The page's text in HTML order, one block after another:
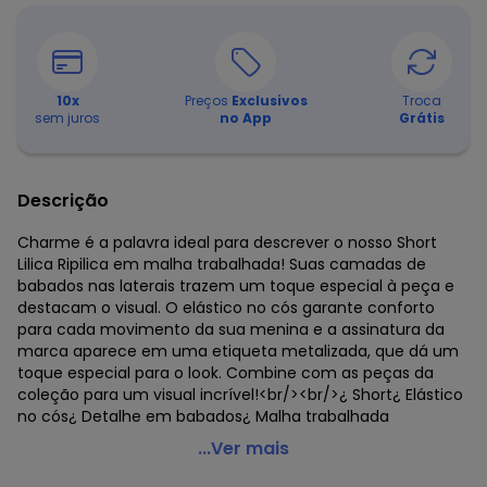
10x
sem juros
Preços Exclusivos
no App
Troca
Grátis
Descrição
Charme é a palavra ideal para descrever o nosso Short
Lilica Ripilica em malha trabalhada! Suas camadas de
babados nas laterais trazem um toque especial à peça e
destacam o visual. O elástico no cós garante conforto
para cada movimento da sua menina e a assinatura da
marca aparece em uma etiqueta metalizada, que dá um
toque especial para o look. Combine com as peças da
coleção para um visual incrível!<br/><br/>¿ Short¿ Elástico
no cós¿ Detalhe em babados¿ Malha trabalhada
Lilica Ripilica - Short Bebê Feminino Amarelo
...Ver mais